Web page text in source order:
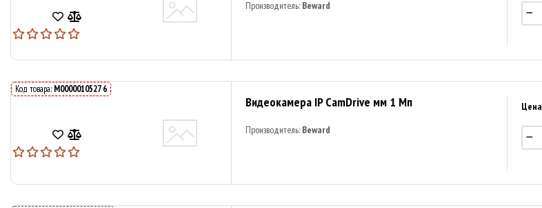
Производитель: Beward
Код товара: M0000010527 6
Видеокамера IP CamDrive мм 1 Мп
Производитель: Beward
Цена